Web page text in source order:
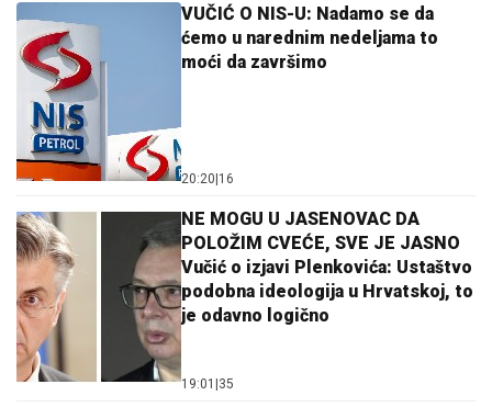
VUČIĆ O NIS-U: Nadamo se da
ćemo u narednim nedeljama to
moći da završimo
20:20 16
NE MOGU U JASENOVAC DA
POLOŽIM CVEĆE, SVE JE JASNO
Vučić o izjavi Plenkovića: Ustaštvo
podobna ideologija u Hrvatskoj, to
je odavno logično
19:01 35